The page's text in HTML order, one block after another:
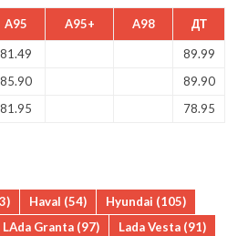
A95 A95+ A98 ДТ
81.49
89.99
85.90
89.90
81.95 78.95
Haval (54) Hyundai (105)
LAda Granta (97) Lada Vesta (91)